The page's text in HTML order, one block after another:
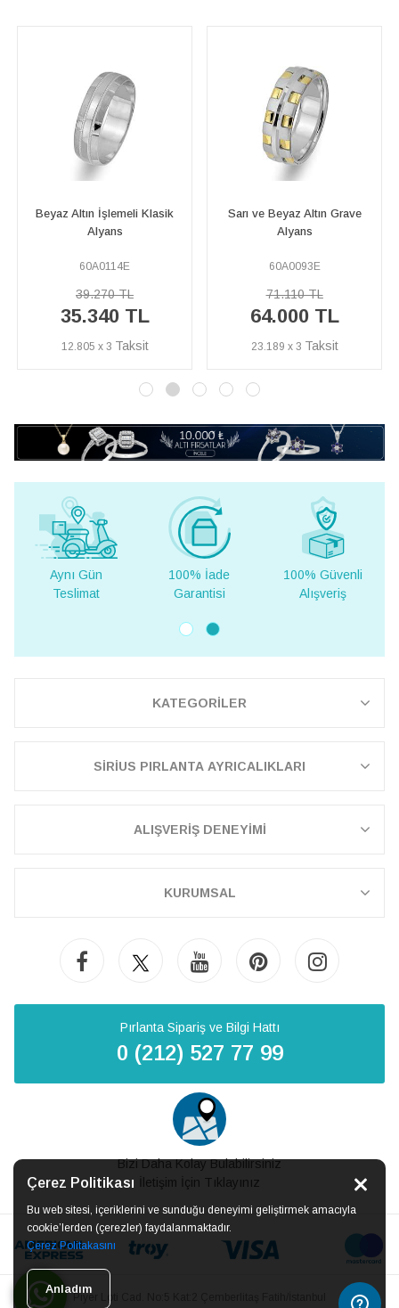
Çerez Politikası
Bu web sitesi, içeriklerini ve sunduğu deneyimi geliştirmek amacıyla
cookie’lerden (çerezler) faydalanmaktadır.
Çerez Politakasını
Anladım
Sarı ve Beyaz Altın Grave
Alyans
60A0093E
71.110 TL
64.000 TL
23.189 x 3
Kırmızı ve Beyaz Altın Alyans
60A0165E
91.640 TL
82.480 TL
29.884 x 3
100% İade
Garantisi
100% Güvenli
Alışveriş
Yurt Dışına
Teslimat
KATEGORİLER
SİRİUS PIRLANTA AYRICALIKLARI
ALIŞVERİŞ DENEYİMİ
KURUMSAL
Pırlanta Sipariş ve Bilgi Hattı
0 (212) 527 77 99
Bizi Daha Kolay Bulabilirsiniz
İletişim İçin Tıklayınız